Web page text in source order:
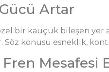
Artar
bir kauçuk bileşen yer
Söz konusu esneklik,
Fren Mesafesi